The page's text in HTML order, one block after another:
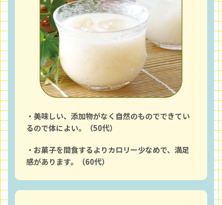
・美味しい、添加物がなく自然のものでできてい
るので体によい。（50代）
・お菓子を間食するよりカロリー少なめで、満足
感があります。（60代）